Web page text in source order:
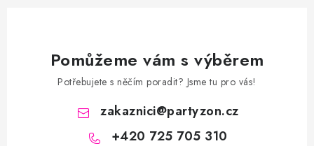
Pomůžeme vám s výběrem
Potřebujete s něčím poradit? Jsme tu pro vás!
zakaznici@partyzon.cz
+420 725 705 310